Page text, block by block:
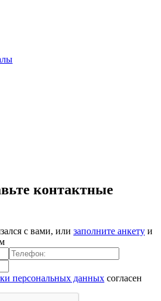
контактные
с вами, или заполните анкету и
персональных данных согласен